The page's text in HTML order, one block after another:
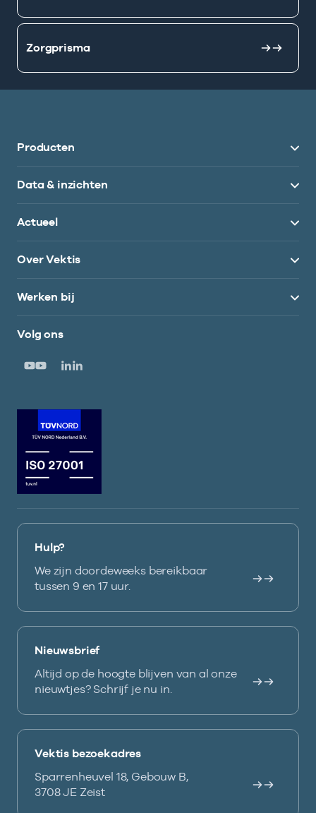
Zorgprisma
Producten
Data & inzichten
Actueel
Over Vektis
Werken bij
Volg ons
Hulp?
We zijn doordeweeks bereikbaar
tussen 9 en 17 uur.
Nieuwsbrief
Altijd op de hoogte blijven van al onze
nieuwtjes? Schrijf je nu in.
Vektis bezoekadres
Sparrenheuvel 18, Gebouw B,
3708 JE Zeist